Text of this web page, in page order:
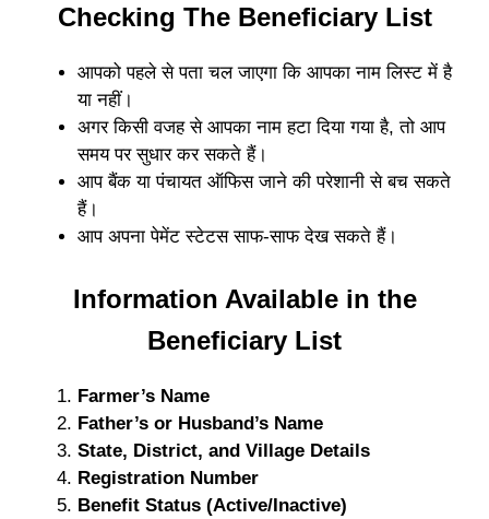
Checking The Beneficiary List
आपको पहले से पता चल जाएगा कि आपका नाम लिस्ट में है
या नहीं।
अगर किसी वजह से आपका नाम हटा दिया गया है, तो आप
समय पर सुधार कर सकते हैं।
आप बैंक या पंचायत ऑफिस जाने की परेशानी से बच सकते
हैं।
आप अपना पेमेंट स्टेटस साफ-साफ देख सकते हैं।
Information Available in the
Beneficiary List
Farmer’s Name
Father’s or Husband’s Name
State, District, and Village Details
Registration Number
Benefit Status (Active/Inactive)